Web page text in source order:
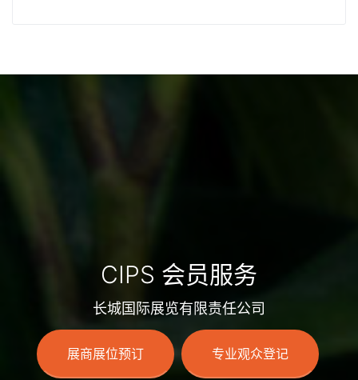
CIPS 会员服务
长城国际展览有限责任公司
展商展位预订 专业观众登记